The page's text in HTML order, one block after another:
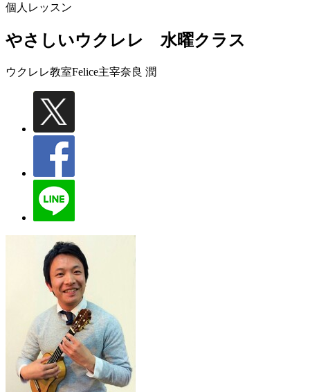
個人レッスン
やさしいウクレレ 水曜クラス
ウクレレ教室Felice主宰奈良 潤